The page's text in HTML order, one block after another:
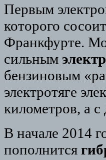
Первым
которого
Франкфурте.
сильным
бензиновым
электротяге
километров, а
В начале 2014
пополнится